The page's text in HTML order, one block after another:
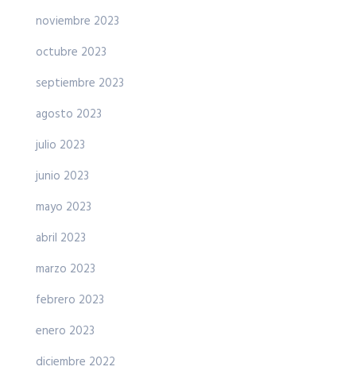
noviembre 2023
octubre 2023
septiembre 2023
agosto 2023
julio 2023
junio 2023
mayo 2023
abril 2023
marzo 2023
febrero 2023
enero 2023
diciembre 2022